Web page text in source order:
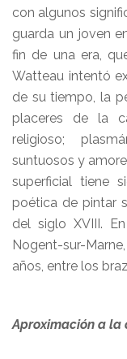
con algunos
guarda un joven
fin de una era,
Watteau intentó
de su tiempo, la
placeres de la
religioso;
suntuosos y
superficial tiene
poética de pintar
del siglo XVIII.
Nogent-sur-
años, entre los
Aproximación a la